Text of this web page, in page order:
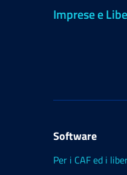
Imprese e
Software
Per i CAF ed i